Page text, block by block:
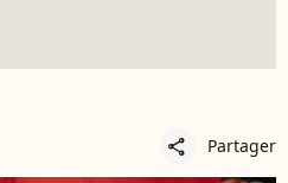
share Partager